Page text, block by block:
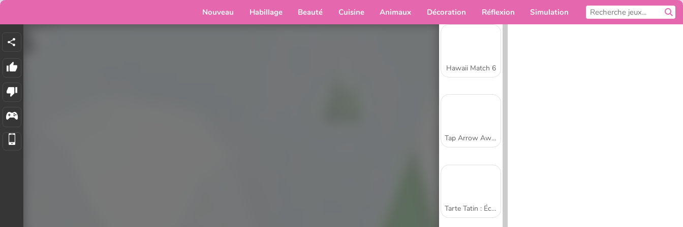
Nouveau Habillage Beauté Cuisine Animaux Décoration Réflexion Simulation
Hawaii Match 6
Tap Arrow Away
Tarte Tatin : École de cuisine de Sara